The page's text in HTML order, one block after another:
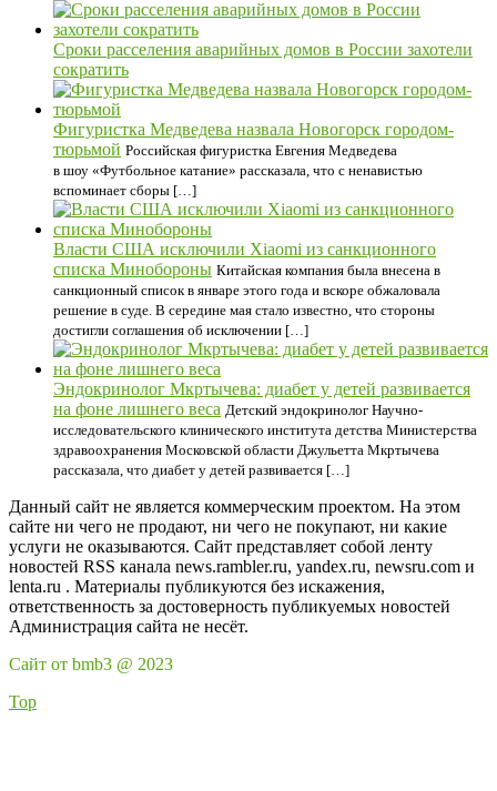
Сроки расселения аварийных домов в России захотели
сократить
Фигуристка Медведева назвала Новогорск городом-
тюрьмой Российская фигуристка Евгения Медведева
в шоу «Футбольное катание» рассказала, что с ненавистью
вспоминает сборы […]
Власти США исключили Xiaomi из санкционного
списка Минобороны Китайская компания была внесена в
санкционный список в январе этого года и вскоре обжаловала
решение в суде. В середине мая стало известно, что стороны
достигли соглашения об исключении […]
Эндокринолог Мкртычева: диабет у детей развивается
на фоне лишнего веса Детский эндокринолог Научно-
исследовательского клинического института детства Министерства
здравоохранения Московской области Джульетта Мкртычева
рассказала, что диабет у детей развивается […]
Данный сайт не является коммерческим проектом. На этом
сайте ни чего не продают, ни чего не покупают, ни какие
услуги не оказываются. Сайт представляет собой ленту
новостей RSS канала news.rambler.ru, yandex.ru, newsru.com и
lenta.ru . Материалы публикуются без искажения,
ответственность за достоверность публикуемых новостей
Администрация сайта не несёт.
Сайт от bmb3 @ 2023
Top